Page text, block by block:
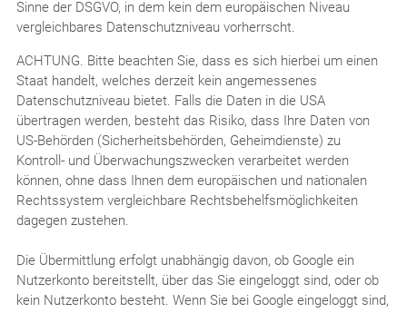
Sinne der DSGVO, in dem kein dem europäischen Niveau
vergleichbares Datenschutzniveau vorherrscht.
ACHTUNG. Bitte beachten Sie, dass es sich hierbei um einen
Staat handelt, welches derzeit kein angemessenes
Datenschutzniveau bietet. Falls die Daten in die USA
übertragen werden, besteht das Risiko, dass Ihre Daten von
US-Behörden (Sicherheitsbehörden, Geheimdienste) zu
Kontroll- und Überwachungszwecken verarbeitet werden
können, ohne dass Ihnen dem europäischen und nationalen
Rechtssystem vergleichbare Rechtsbehelfsmöglichkeiten
dagegen zustehen.
Die Übermittlung erfolgt unabhängig davon, ob Google ein
Nutzerkonto bereitstellt, über das Sie eingeloggt sind, oder ob
kein Nutzerkonto besteht. Wenn Sie bei Google eingeloggt sind,